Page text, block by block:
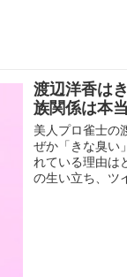
渡辺洋香は
族関係は本
美人プロ雀士の
ぜか「きな臭い
れている理由は
の生い立ち、ツ